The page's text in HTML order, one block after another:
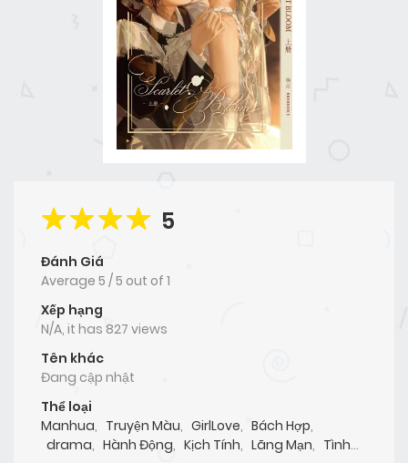
5
Đánh Giá
Average 5 /5 out of 1
Xếp hạng
N/A, it has 827 views
Tên khác
Đang cập nhật
Thể loại
Manhua, Truyện Màu, GirlLove, Bách Hợp,
drama, Hành Động, Kịch Tính, Lãng Mạn, Tình